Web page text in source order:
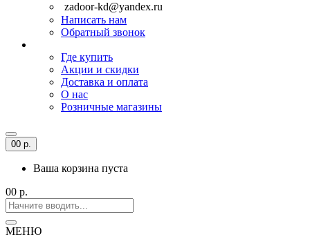
zadoor-kd@yandex.ru
Написать нам
Обратный звонок
Где купить
Акции и скидки
Доставка и оплата
О нас
Розничные магазины
00 р.
Ваша корзина пуста
00 р.
МЕНЮ